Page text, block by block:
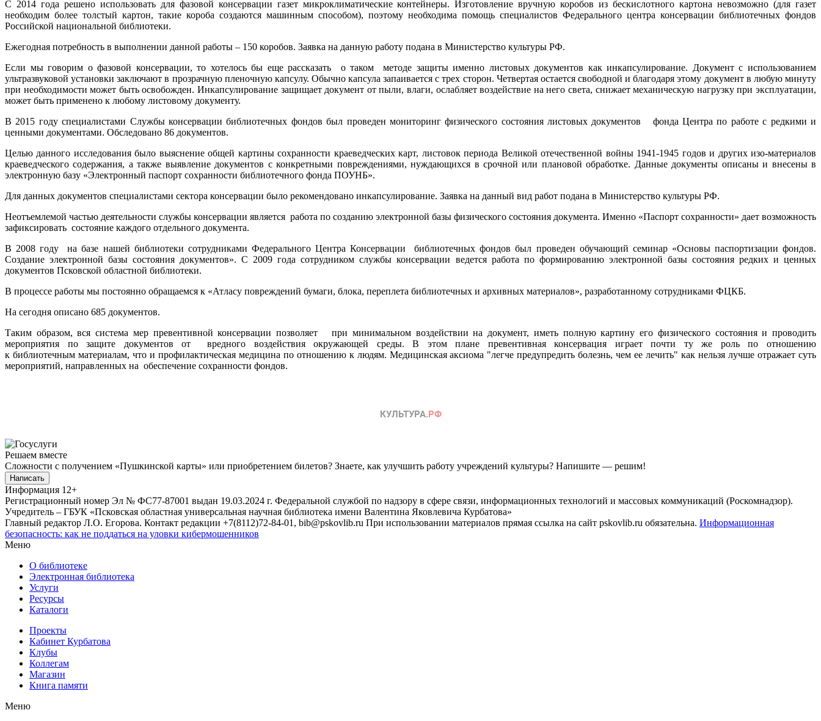
С 2014 года решено использовать для фазовой консервации газет микроклиматические контейнеры. Изготовление вручную коробов из бескислотного картона невозможно (для газет
необходим более толстый картон, такие короба создаются машинным способом), поэтому необходима помощь специалистов Федерального центра консервации библиотечных фондов
Российской национальной библиотеки.
Ежегодная потребность в выполнении данной работы – 150 коробов. Заявка на данную работу подана в Министерство культуры РФ.
Если мы говорим о фазовой консервации, то хотелось бы еще рассказать о таком методе защиты именно листовых документов как инкапсулирование. Документ с использованием
ультразвуковой установки заключают в прозрачную пленочную капсулу. Обычно капсула запаивается с трех сторон. Четвертая остается свободной и благодаря этому документ в любую минуту
при необходимости может быть освобожден. Инкапсулирование защищает документ от пыли, влаги, ослабляет воздействие на него света, снижает механическую нагрузку при эксплуатации,
может быть применено к любому листовому документу.
В 2015 году специалистами Службы консервации библиотечных фондов был проведен мониторинг физического состояния листовых документов фонда Центра по работе с редкими и
ценными документами. Обследовано 86 документов.
Целью данного исследования было выяснение общей картины сохранности краеведческих карт, листовок периода Великой отечественной войны 1941-1945 годов и других изо-материалов
краеведческого содержания, а также выявление документов с конкретными повреждениями, нуждающихся в срочной или плановой обработке. Данные документы описаны и внесены в
электронную базу «Электронный паспорт сохранности библиотечного фонда ПОУНБ».
Для данных документов специалистами сектора консервации было рекомендовано инкапсулирование. Заявка на данный вид работ подана в Министерство культуры РФ.
Неотъемлемой частью деятельности службы консервации является работа по созданию электронной базы физического состояния документа. Именно «Паспорт сохранности» дает возможность
зафиксировать состояние каждого отдельного документа.
В 2008 году на базе нашей библиотеки сотрудниками Федерального Центра Консервации библиотечных фондов был проведен обучающий семинар «Основы паспортизации фондов.
Создание электронной базы состояния документов». С 2009 года сотрудником службы консервации ведется работа по формированию электронной базы состояния редких и ценных
документов Псковской областной библиотеки.
В процессе работы мы постоянно обращаемся к «Атласу повреждений бумаги, блока, переплета библиотечных и архивных материалов», разработанному сотрудниками ФЦКБ.
На сегодня описано 685 документов.
Таким образом, вся система мер превентивной консервации позволяет при минимальном воздействии на документ, иметь полную картину его физического состояния и проводить
мероприятия по защите документов от вредного воздействия окружающей среды. В этом плане превентивная консервация играет почти ту же роль по отношению
к библиотечным материалам, что и профилактическая медицина по отношению к людям. Медицинская аксиома "легче предупредить болезнь, чем ее лечить" как нельзя лучше отражает суть
мероприятий, направленных на обеспечение сохранности фондов.
Решаем вместе
Сложности с получением «Пушкинской карты» или приобретением билетов? Знаете, как улучшить работу учреждений культуры? Напишите — решим!
Написать
Информация 12+
Регистрационный номер Эл № ФС77-87001 выдан 19.03.2024 г. Федеральной службой по надзору в сфере связи, информационных технологий и массовых коммуникаций (Роскомнадзор).
Учредитель – ГБУК «Псковская областная универсальная научная библиотека имени Валентина Яковлевича Курбатова»
Главный редактор Л.О. Егорова. Контакт редакции +7(8112)72-84-01, bib@pskovlib.ru При использовании материалов прямая ссылка на сайт pskovlib.ru обязательна. Информационная
безопасность: как не поддаться на уловки кибермошенников
Меню
О библиотеке
Электронная библиотека
Услуги
Ресурсы
Каталоги
Проекты
Кабинет Курбатова
Клубы
Коллегам
Магазин
Книга памяти
Меню